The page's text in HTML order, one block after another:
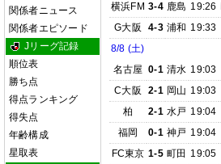
関係者ニュース
関係者エピソード
Jリーグ記録
順位表
勝ち点
得点ランキング
得失点
年齢構成
星取表
横浜FM 3-4 鹿島 19:26
G大阪
4-3 浦和 19:33
8/8 (土)
名古屋 0-1 清水 19:03
C大阪
2-1 岡山 19:03
柏
2-1 水戸 19:04
福岡
0-1 神戸 19:04
FC東京 1-5 町田 19:05